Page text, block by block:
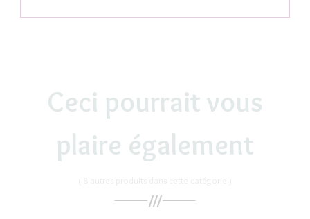
Ceci pourrait vous
plaire également